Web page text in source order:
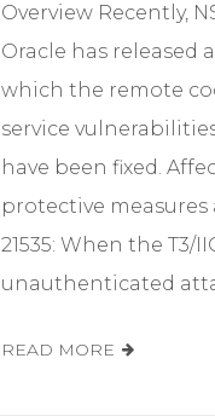
Overview Recently,
Oracle has released
which the remote
service
have been fixed.
protective measures
21535: When the T3/
unauthenticated
READ MORE